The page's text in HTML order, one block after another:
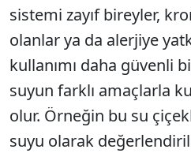
sistemi zayıf bireyler,
olanlar ya da alerjiye
kullanımı daha güvenli
suyun farklı amaçlarla
olur. Örneğin bu su
suyu olarak